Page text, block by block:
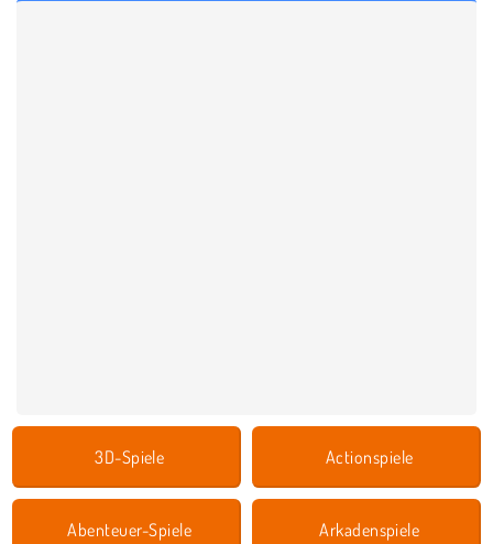
3D-Spiele Actionspiele
Abenteuer-Spiele Arkadenspiele